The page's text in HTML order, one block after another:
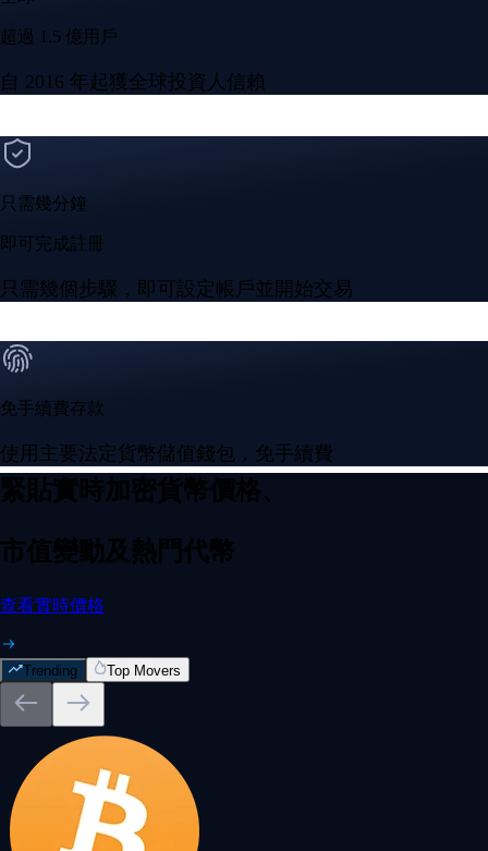
超過 1.5 億用戶
自 2016 年起獲全球投資人信賴
只需幾分鐘
即可完成註冊
只需幾個步驟，即可設定帳戶並開始交易
免手續費存款
使用主要法定貨幣儲值錢包，免手續費
緊貼實時加密貨幣價格、
市值變動及熱門代幣
查看實時價格
Trending Top Movers